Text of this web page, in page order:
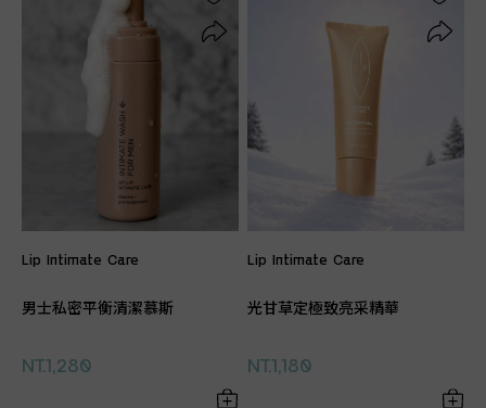
Lip Intimate Care
男士私密平衡清潔慕斯
NT.1,280
Lip Intimate Care
光甘草定極致亮采精華
NT.1,180